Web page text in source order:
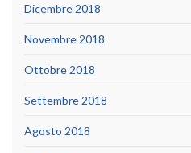
Dicembre 2018
Novembre 2018
Ottobre 2018
Settembre 2018
Agosto 2018